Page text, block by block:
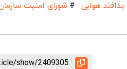
پدافند هوایی # شورای امنیت
show/2409305